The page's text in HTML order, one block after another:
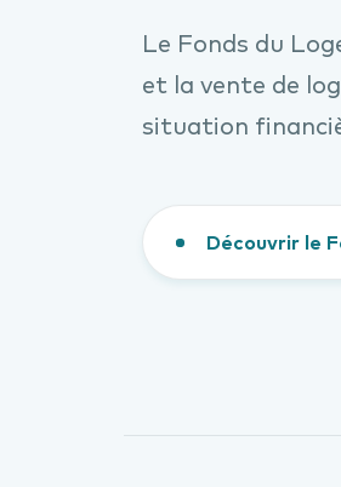
Le Fonds du
et la vente de
situation
Découvrir le